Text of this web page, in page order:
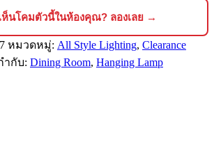
ห็นโคมตัวนี้ในห้องคุณ? ลองเลย →
หมวดหมู่: All Style Lighting, Clearance
ำกับ: Dining Room, Hanging Lamp